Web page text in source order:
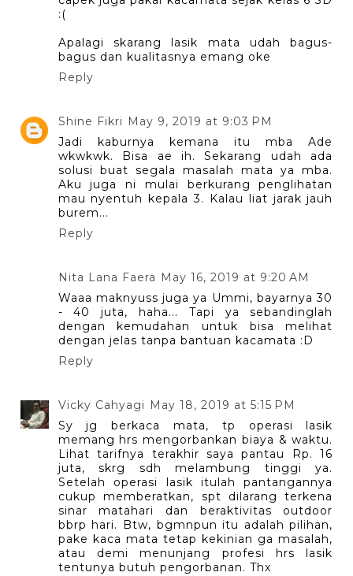
:(
Apalagi skarang lasik mata udah bagus-
bagus dan kualitasnya emang oke
Reply
Shine Fikri May 9, 2019 at 9:03 PM
Jadi kaburnya kemana itu mba Ade
wkwkwk. Bisa ae ih. Sekarang udah ada
solusi buat segala masalah mata ya mba.
Aku juga ni mulai berkurang penglihatan
mau nyentuh kepala 3. Kalau liat jarak jauh
burem...
Reply
Nita Lana Faera May 16, 2019 at 9:20 AM
Waaa maknyuss juga ya Ummi, bayarnya 30
- 40 juta, haha... Tapi ya sebandinglah
dengan kemudahan untuk bisa melihat
dengan jelas tanpa bantuan kacamata :D
Reply
Vicky Cahyagi May 18, 2019 at 5:15 PM
Sy jg berkaca mata, tp operasi lasik
memang hrs mengorbankan biaya & waktu.
Lihat tarifnya terakhir saya pantau Rp. 16
juta, skrg sdh melambung tinggi ya.
Setelah operasi lasik itulah pantangannya
cukup memberatkan, spt dilarang terkena
sinar matahari dan beraktivitas outdoor
bbrp hari. Btw, bgmnpun itu adalah pilihan,
pake kaca mata tetap kekinian ga masalah,
atau demi menunjang profesi hrs lasik
tentunya butuh pengorbanan. Thx